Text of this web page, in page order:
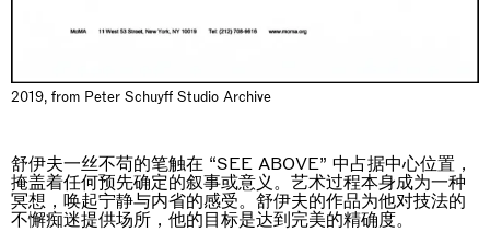
2019, from Peter Schuyff Studio Archive
舒伊夫一丝不苟的笔触在 “SEE ABOVE” 中占据中心位置，
掩盖着任何预先确定的叙事或意义。艺术过程本身成为一种
冥想，唤起宁静与内省的感受。舒伊夫的作品为他对技法的
不懈痴迷提供场所，他的目标是达到完美的精确度。